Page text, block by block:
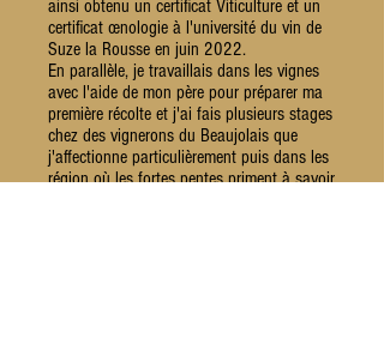
ainsi obtenu un certificat Viticulture et un
certificat œnologie à l'université du vin de
Suze la Rousse en juin 2022.
En parallèle, je travaillais dans les vignes
avec l'aide de mon père pour préparer ma
première récolte et j'ai fais plusieurs stages
chez des vignerons du Beaujolais que
j'affectionne particulièrement puis dans les
région où les fortes pentes priment à savoir